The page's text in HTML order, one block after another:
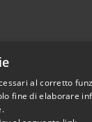
al corretto
fine di elaborare